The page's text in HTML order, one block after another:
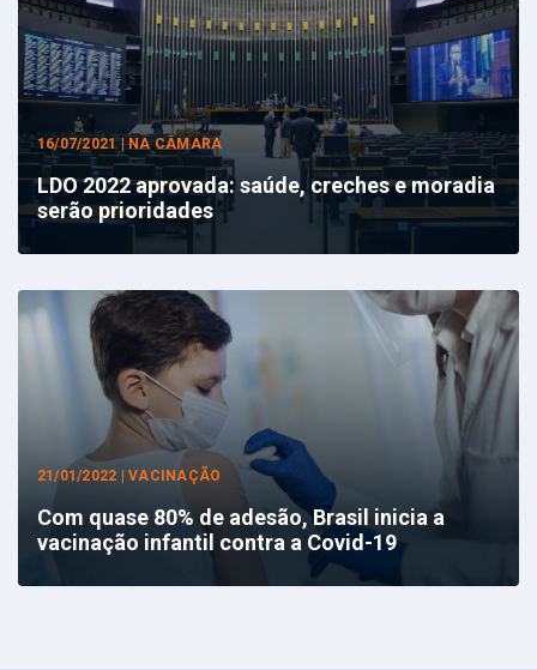
16/07/2021 | NA CÂMARA
LDO 2022 aprovada: saúde, creches e moradia
serão prioridades
21/01/2022 | VACINAÇÃO
Com quase 80% de adesão, Brasil inicia a
vacinação infantil contra a Covid-19